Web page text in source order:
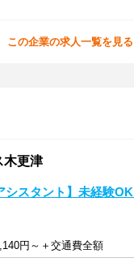
この企業の求人一覧を見る
更津
シスタント】未経験
円～＋交通費全額